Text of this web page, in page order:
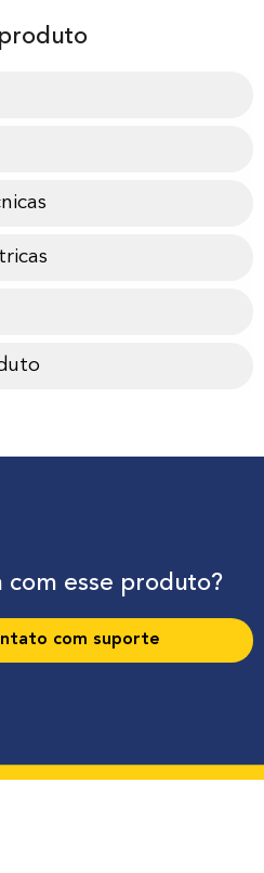
com esse produto?
com suporte